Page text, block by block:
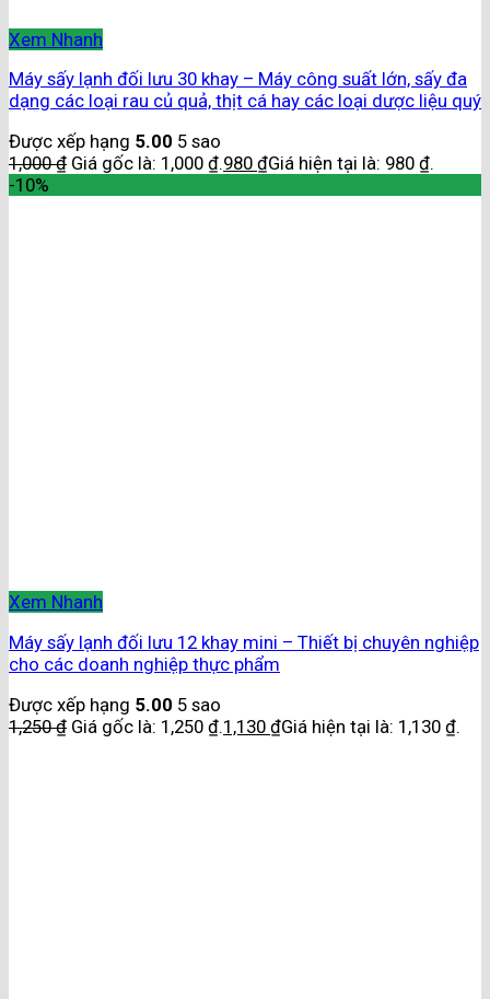
Xem Nhanh
Máy sấy lạnh đối lưu 30 khay – Máy công suất lớn, sấy đa
dạng các loại rau củ quả, thịt cá hay các loại dược liệu quý
Được xếp hạng 5.00 5 sao
1,000₫ Giá gốc là: 1,000 ₫.980 ₫Giá hiện tại là: 980 ₫.
-10%
Xem Nhanh
Máy sấy lạnh đối lưu 12 khay mini – Thiết bị chuyên nghiệp
cho các doanh nghiệp thực phẩm
Được xếp hạng 5.00 5 sao
1,250₫ Giá gốc là: 1,250 ₫.1,130 ₫Giá hiện tại là: 1,130 ₫.